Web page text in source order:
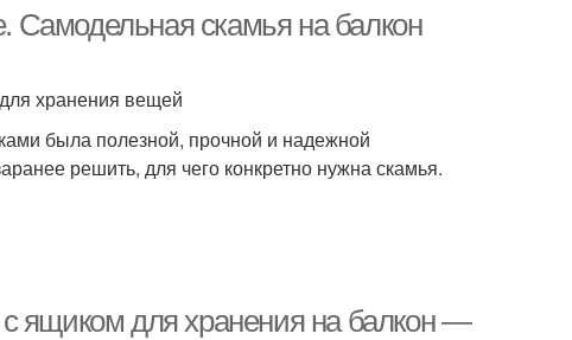
Самодельная скамья на балкон
хранения вещей
была полезной, прочной и надежной
решить, для чего конкретно нужна скамья.
с ящиком для хранения на балкон —